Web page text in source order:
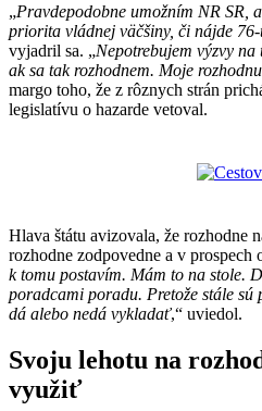
„Pravdepodobne umožním NR SR,
priorita vládnej väčšiny, či nájde
vyjadril sa. „Nepotrebujem výzvy
ak sa tak rozhodnem. Moje
margo toho, že z rôznych strán
legislatívu o hazarde vetoval.
Hlava štátu avizovala, že rozhodne
rozhodne zodpovedne a v prospech
k tomu postavím. Mám to na stole.
poradcami poradu. Pretože stále sú
dá alebo nedá vykladať,“ uviedol.
Svoju lehotu na
využiť